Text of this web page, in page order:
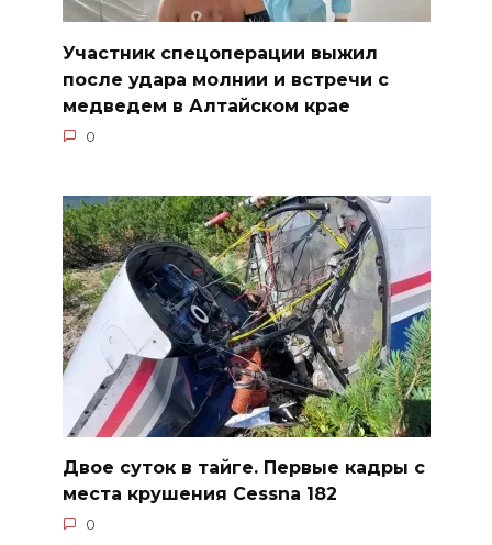
Участник спецоперации выжил
после удара молнии и встречи с
медведем в Алтайском крае
0
Двое суток в тайге. Первые кадры с
места крушения Cessna 182
0